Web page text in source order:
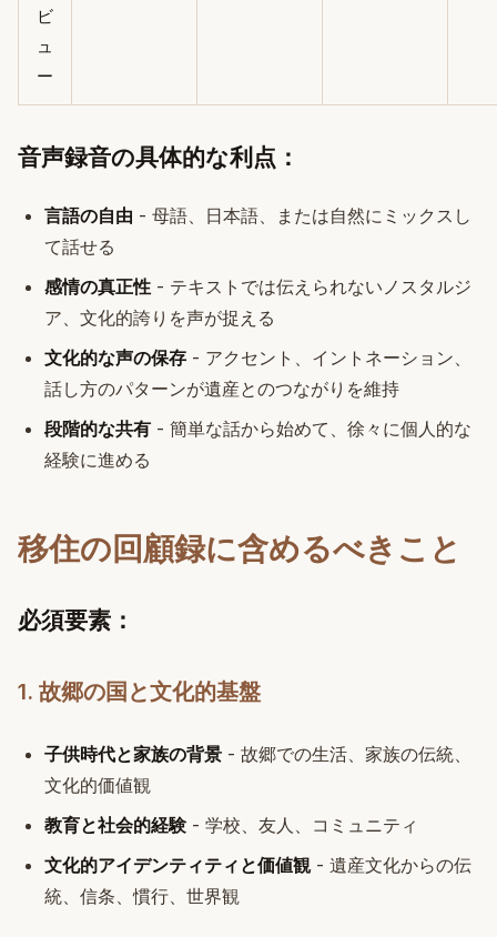
ビ
ュ
ー
音声録音の具体的な利点：
言語の自由 - 母語、日本語、または自然にミックスし
て話せる
感情の真正性 - テキストでは伝えられないノスタルジ
ア、文化的誇りを声が捉える
文化的な声の保存 - アクセント、イントネーション、
話し方のパターンが遺産とのつながりを維持
段階的な共有 - 簡単な話から始めて、徐々に個人的な
経験に進める
移住の回顧録に含めるべきこと
必須要素：
1. 故郷の国と文化的基盤
子供時代と家族の背景 - 故郷での生活、家族の伝統、
文化的価値観
教育と社会的経験 - 学校、友人、コミュニティ
文化的アイデンティティと価値観- 遺産文化からの伝
統、信条、慣行、世界観